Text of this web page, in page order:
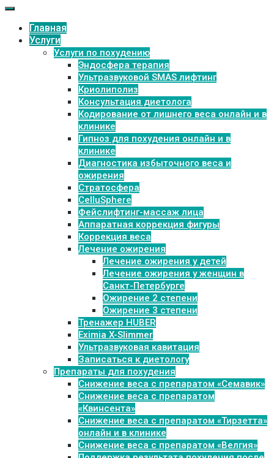
Главная
Услуги
Услуги по похудению
Эндосфера терапия
Ультразвуковой SMAS лифтинг
Криолиполиз
Консультация диетолога
Кодирование от лишнего веса онлайн и в
клинике
Гипноз для похудения онлайн и в
клинике
Диагностика избыточного веса и
ожирения
Стратосфера
CelluSphere
Фейслифтинг-массаж лица
Аппаратная коррекция фигуры
Коррекция веса
Лечение ожирения
Лечение ожирения у детей
Лечение ожирения у женщин в
Санкт-Петербурге
Ожирение 2 степени
Ожирение 3 степени
Тренажер HUBER
Eximia X-Slimmer
Ультразвуковая кавитация
Записаться к диетологу
Препараты для похудения
Cнижение веса с препаратом «Семавик»
Снижение веса с препаратом
«Квинсента»
Снижение веса с препаратом «Тирзетта»
онлайн и в клинике
Снижение веса с препаратом «Велгия»